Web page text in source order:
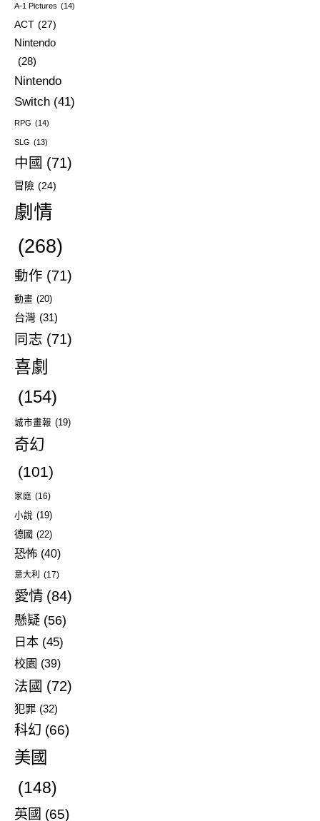
A-1 Pictures (14)
ACT (27)
Nintendo
(28)
Nintendo
Switch (41)
RPG (14)
SLG (13)
中國 (71)
冒險 (24)
劇情
(268)
動作 (71)
動畫 (20)
台灣 (31)
同志 (71)
喜劇
(154)
城市畫報 (19)
奇幻
(101)
家庭 (16)
小說 (19)
德國 (22)
恐怖 (40)
意大利 (17)
愛情 (84)
懸疑 (56)
日本 (45)
校園 (39)
法國 (72)
犯罪 (32)
科幻 (66)
美國
(148)
英國 (65)